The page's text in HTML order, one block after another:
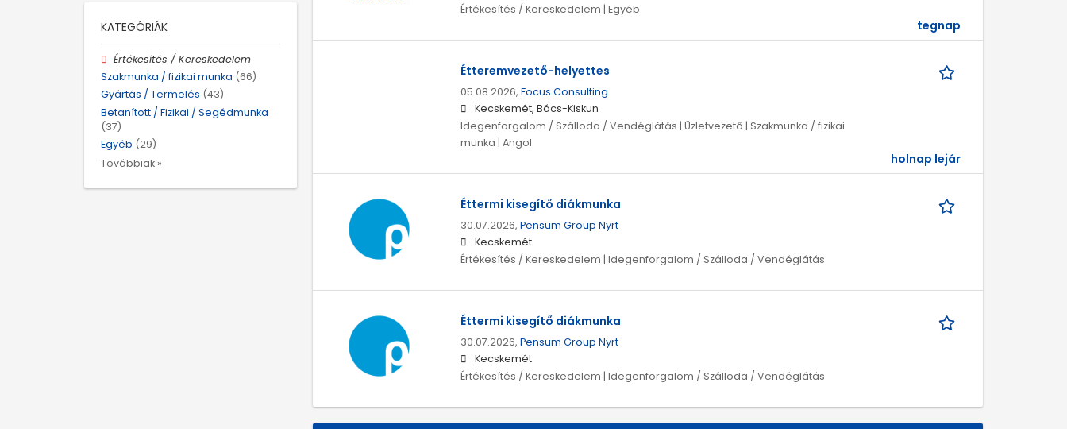
Értékesítés / Kereskedelem | Egyéb
tegnap
Étteremvezető-helyettes
05.08.2026, Focus Consulting
Kecskemét, Bács-Kiskun
Idegenforgalom / Szálloda / Vendéglátás | Üzletvezető | Szakmunka / fizikai
munka | Angol
holnap lejár
Éttermi kisegítő diákmunka
30.07.2026, Pensum Group Nyrt
Kecskemét
Értékesítés / Kereskedelem | Idegenforgalom / Szálloda / Vendéglátás
Éttermi kisegítő diákmunka
30.07.2026, Pensum Group Nyrt
Kecskemét
Értékesítés / Kereskedelem | Idegenforgalom / Szálloda / Vendéglátás
KATEGÓRIÁK
Értékesítés / Kereskedelem
Szakmunka / fizikai munka (66)
Gyártás / Termelés (43)
Betanított / Fizikai / Segédmunka
(37)
Egyéb (29)
Továbbiak »